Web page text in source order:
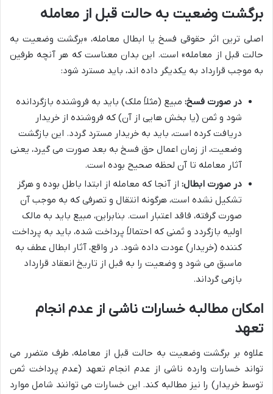
برگشت وضعیت به حالت قبل از معامله
اصلی ترین اثر حقوقی فسخ یا ابطال معامله، «برگشت وضعیت به
حالت قبل از معامله» است. این بدان معناست که هر آنچه طرفین
به موجب قرارداد به یکدیگر داده اند، باید مسترد شود:
در صورت فسخ: مبیع (مثلاً ملک) باید به فروشنده بازگردانده
شود و ثمن (یا بخش هایی از آن) که فروشنده از خریدار
دریافت کرده است، باید به خریدار مسترد گردد. این بازگشت
وضعیت، از زمان اعمال حق فسخ به بعد صورت می گیرد، یعنی
آثار معامله تا آن لحظه صحیح بوده است.
در صورت ابطال: از آنجا که معامله از ابتدا باطل بوده و هرگز
تشکیل نشده است، هرگونه انتقال و تصرفی که به موجب آن
صورت گرفته، فاقد اعتبار است. بنابراین، مبیع باید به مالک
اولیه بازگردد و ثمنی که احتمالاً پرداخت شده، باید به پرداخت
کننده (خریدار) عودت داده شود. در واقع، آثار ابطال عطف به
ماسبق می شود و وضعیت را به قبل از تاریخ انعقاد قرارداد
بازمی گرداند.
امکان مطالبه خسارات ناشی از عدم انجام
تعهد
علاوه بر برگشت وضعیت به حالت قبل از معامله، طرف متضرر می
تواند خسارات وارده ناشی از عدم انجام تعهد (عدم پرداخت ثمن
توسط خریدار) را نیز مطالبه کند. این خسارات می توانند شامل موارد